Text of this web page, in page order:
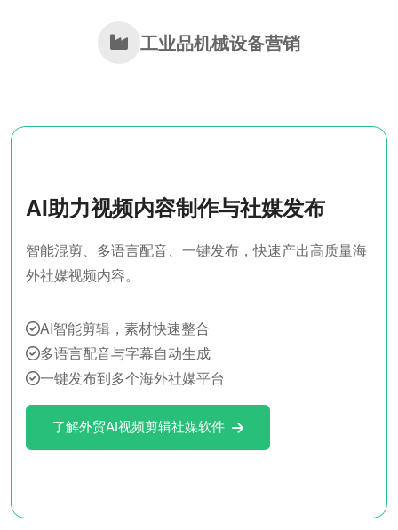
工业品机械设备营销
AI助力视频内容制作与社媒发布
智能混剪、多语言配音、一键发布，快速产出高质量海
外社媒视频内容。
AI智能剪辑，素材快速整合
多语言配音与字幕自动生成
一键发布到多个海外社媒平台
了解外贸AI视频剪辑社媒软件